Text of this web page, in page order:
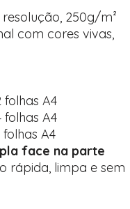
250g/m²
com cores vivas,
A4
A4
A4
face na parte
rápida, limpa e sem